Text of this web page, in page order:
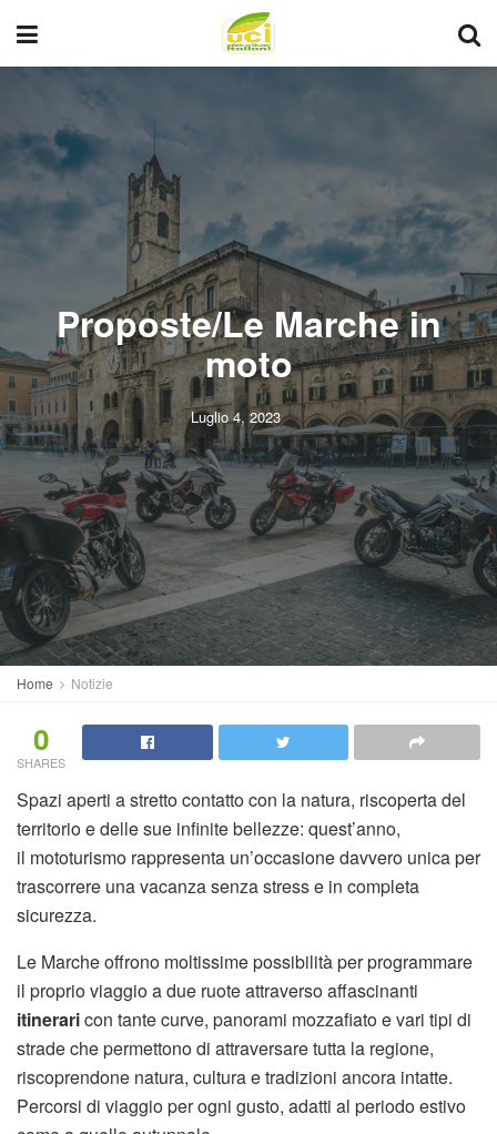
Proposte/Le Marche in
moto
Luglio 4, 2023
Home Notizie
0
SHARES
Spazi aperti a stretto contatto con la natura, riscoperta del
territorio e delle sue infinite bellezze: quest’anno,
il mototurismo rappresenta un’occasione davvero unica per
trascorrere una vacanza senza stress e in completa
sicurezza.
Le Marche offrono moltissime possibilità per programmare
il proprio viaggio a due ruote attraverso affascinanti
itineraricon tante curve, panorami mozzafiato e vari tipi di
strade che permettono di attraversare tutta la regione,
riscoprendone natura, cultura e tradizioni ancora intatte.
Percorsi di viaggio per ogni gusto, adatti al periodo estivo